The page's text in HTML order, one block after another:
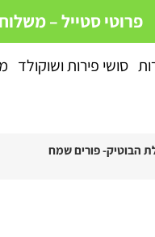
פרוטי סטייל –
סושי פירות ושוקולד
הבוטיק- פורים שמח